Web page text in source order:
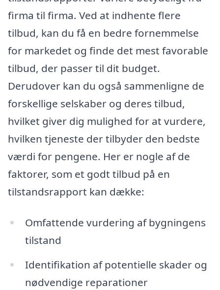
firma til firma. Ved at indhente flere
tilbud, kan du få en bedre fornemmelse
for markedet og finde det mest favorable
tilbud, der passer til dit budget.
Derudover kan du også sammenligne de
forskellige selskaber og deres tilbud,
hvilket giver dig mulighed for at vurdere,
hvilken tjeneste der tilbyder den bedste
værdi for pengene. Her er nogle af de
faktorer, som et godt tilbud på en
tilstandsrapport kan dække:
Omfattende vurdering af bygningens
tilstand
Identifikation af potentielle skader og
nødvendige reparationer